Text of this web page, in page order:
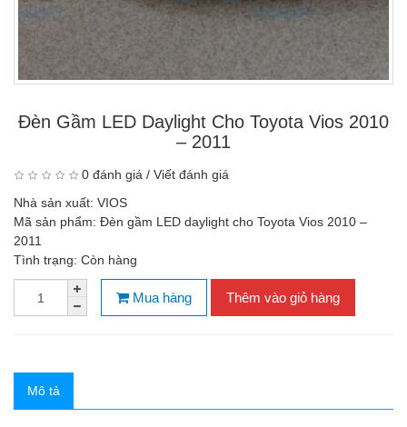
Đèn Gầm LED Daylight Cho Toyota Vios 2010
– 2011
0 đánh giá / Viết đánh giá
Nhà sản xuất: VIOS
Mã sản phẩm: Đèn gầm LED daylight cho Toyota Vios 2010 –
2011
Tình trạng: Còn hàng
Mua hàng Thêm vào giỏ hàng
Mô tả